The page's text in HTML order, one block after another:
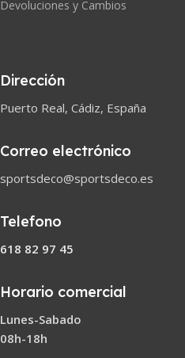
Devoluciones y Cambios
Dirección
Puerto Real, Cádiz, España
Correo electrónico
sportsdeco@sportsdeco.es
Telefono
618 82 97 45
Horario comercial
Lunes-Sabado
08h-18h